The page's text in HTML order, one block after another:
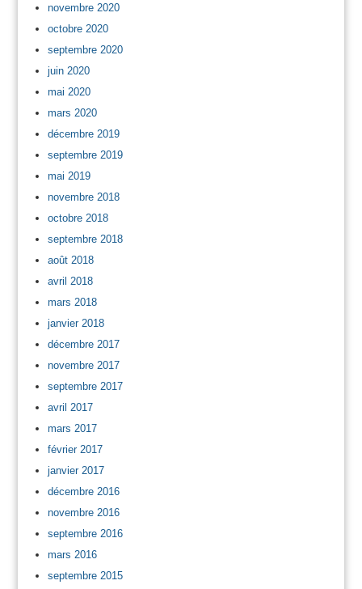
novembre 2020
octobre 2020
septembre 2020
juin 2020
mai 2020
mars 2020
décembre 2019
septembre 2019
mai 2019
novembre 2018
octobre 2018
septembre 2018
août 2018
avril 2018
mars 2018
janvier 2018
décembre 2017
novembre 2017
septembre 2017
avril 2017
mars 2017
février 2017
janvier 2017
décembre 2016
novembre 2016
septembre 2016
mars 2016
septembre 2015